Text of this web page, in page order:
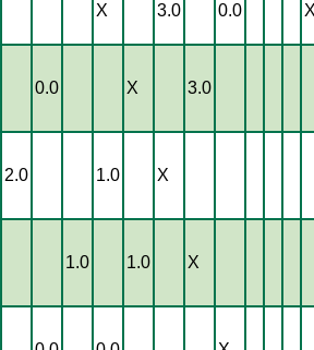
X 3.0 0.0
0.0 X 3.0
2.0 1.0 X
1.0 1.0 X